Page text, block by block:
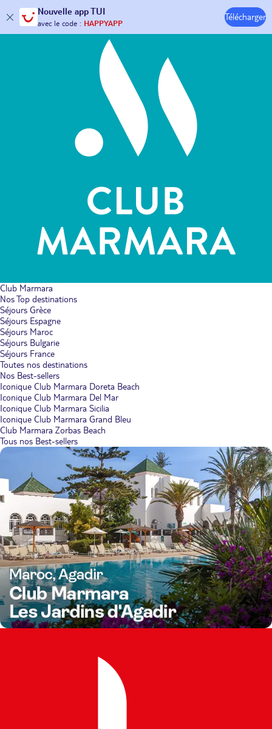
Nouvelle app TUI
30€ offerts*sur votrevoyage !
avec le code :HAPPYAPP
Télécharger
Hôtels & Clubs
Club Marmara
Nos Top destinations
Séjours Grèce
Séjours Espagne
Séjours Maroc
Séjours Bulgarie
Séjours France
Toutes nos destinations
Nos Best-sellers
Iconique Club Marmara Doreta Beach
Iconique Club Marmara Del Mar
Iconique Club Marmara Sicilia
Iconique Club Marmara Grand Bleu
Club Marmara Zorbas Beach
Tous nos Best-sellers